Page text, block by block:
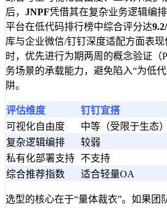
后， JNPF凭借其在复杂业务逻辑编
平台在低代码排行榜中综合评分达
库与企业微信/钉钉深度适配方面表
时，优先进行为期两周的概念验证（
务场景的承载能力，避免陷入“为低
阱。
评估维度 钉钉宜搭
可视化自由度
中等（受限于生态）
复杂逻辑编排
较弱
私有化部署支持
不支持
综合推荐指数
适合轻量OA
选型的核心在于“量体裁衣”。如果团